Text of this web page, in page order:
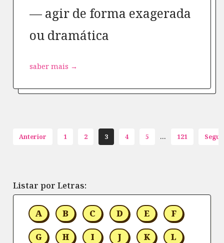
agir de forma exagerada
ou dramática
saber mais →
Anterior 1 2 3 4 5 ... 121
Listar por Letras:
A B C D E F
G H I J K L